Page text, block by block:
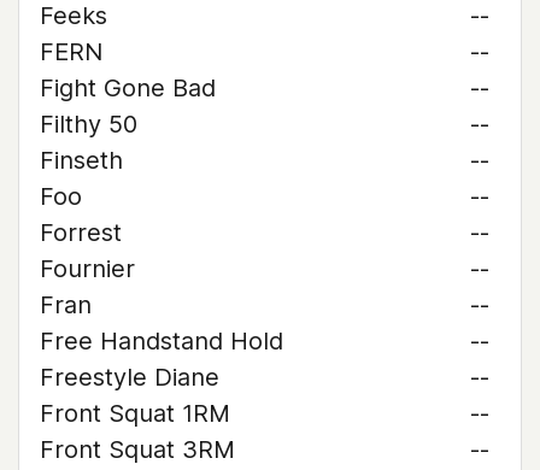
Feeks
--
FERN
--
Fight Gone Bad
--
Filthy 50
--
Finseth
--
Foo
--
Forrest
--
Fournier
--
Fran
--
Free Handstand Hold
--
Freestyle Diane
--
Front Squat 1RM
--
Front Squat 3RM
--